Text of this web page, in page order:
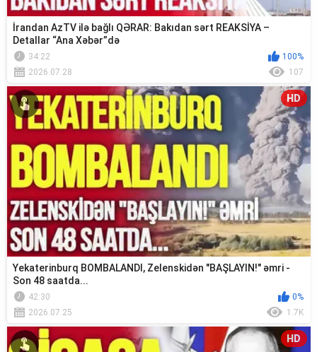
İrandan AzTV ilə bağlı QƏRAR: Bakıdan sərt REAKSİYA –
Detallar “Ana Xəbər”də
34:22
100%
2026.07.28
107
HD
Yekaterinburq BOMBALANDI, Zelenskidən "BAŞLAYIN!" əmri -
Son 48 saatda...
42:30
0%
2026.07.25
1.7K
HD